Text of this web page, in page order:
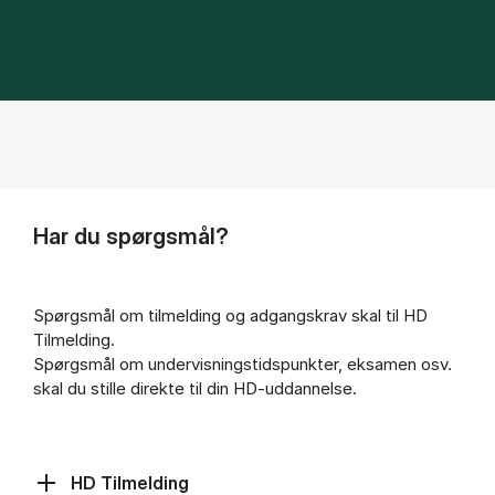
Har du spørgsmål?
Spørgsmål om tilmelding og adgangskrav skal til HD
Tilmelding.
Spørgsmål om undervisningstidspunkter, eksamen osv.
skal du stille direkte til din HD-uddannelse.
HD Tilmelding